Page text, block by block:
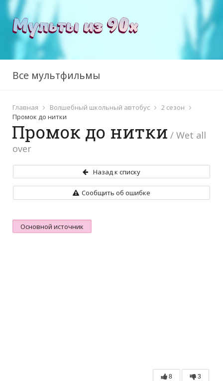
Все мультфильмы
Главная Волшебный школьный автобус
2 сезон
Промок до нитки
Промок до нитки / Wet all
over
Назад к списку
Сообщить об ошибке
Основной источник
8 3